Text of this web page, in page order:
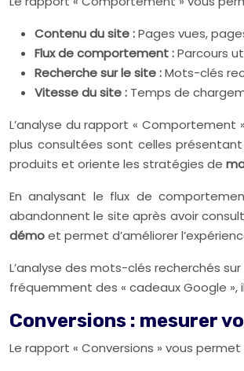
Contenu du site :Pages vues,
Flux de comportement :Parcours
Recherche sur le site :Mots-clés
Vitesse du site : Temps de
L’analyse du rapport « Comportement
plus consultées sont celles
produits et oriente les stratégies de
En analysant le flux de
abandonnent le site après avoir
démoet permet d’améliorer
L’analyse des mots-clés recherchés
fréquemment des « cadeaux Google
Conversions : mesurer
Le rapport « Conversions » vous